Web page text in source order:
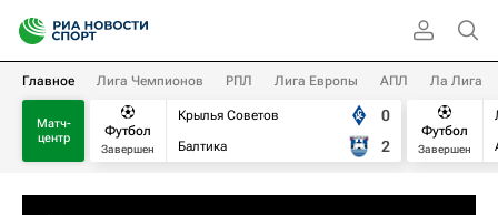
Главное Лига Чемпионов РПЛ Лига Европы АПЛ Ла Лига
Матч-
центр
Футбол
Завершен
Крылья Советов
Балтика
0
2
Футбол
Завершен